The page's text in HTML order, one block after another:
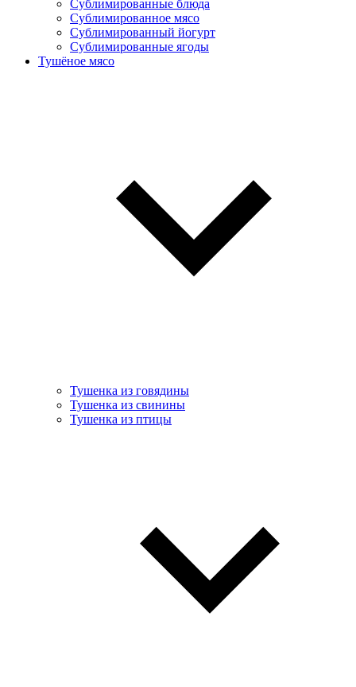
Сублимированные блюда
Cублимированное мясо
Сублимированный йогурт
Сублимированные ягоды
Тушёное мясо
Тушенка из говядины
Тушенка из свинины
Тушенка из птицы